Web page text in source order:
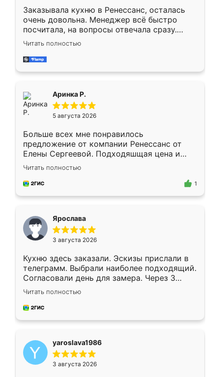
Заказывала кухню в Ренессанс, осталась
очень довольна. Менеджер всё быстро
посчитала, на вопросы отвечала сразу.
Замерщик приехал в субботу, подошёл к
делу со всей ответственностью. Собрали
за день, ребята работали аккуратно, даже
Читать полностью
Аринка Р.
5 августа 2026
Больше всех мне понравилось
предложение от компании Ренессанс от
Елены Сергеевой. Подходяшщая цена и
короткие сроки изготовления. Приехавший
для замера сотрудник Владислав
предложил по моему эскизу самый
Читать полностью
1
Ярослава
3 августа 2026
Кухню здесь заказали. Эскизы прислали в
телеграмм. Выбрали наиболее подходящий.
Согласовали день для замера. Через 3
недели кухня была уже готова. Остались
довольны работой. Спасибо Ренессанс
мебель за качественную работу!
Читать полностью
yaroslava1986
3 августа 2026